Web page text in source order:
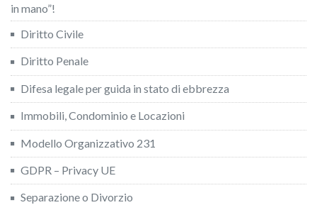
in mano”!
Diritto Civile
Diritto Penale
Difesa legale per guida in stato di ebbrezza
Immobili, Condominio e Locazioni
Modello Organizzativo 231
GDPR – Privacy UE
Separazione o Divorzio